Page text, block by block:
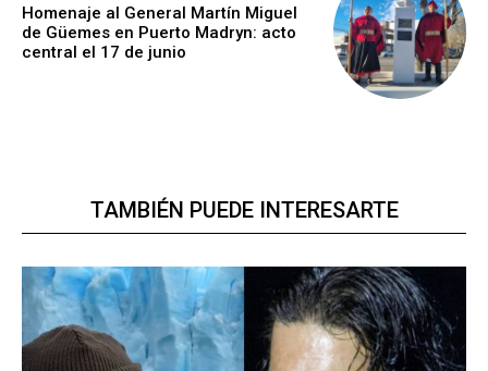
Homenaje al General Martín Miguel
de Güemes en Puerto Madryn: acto
central el 17 de junio
TAMBIÉN PUEDE INTERESARTE